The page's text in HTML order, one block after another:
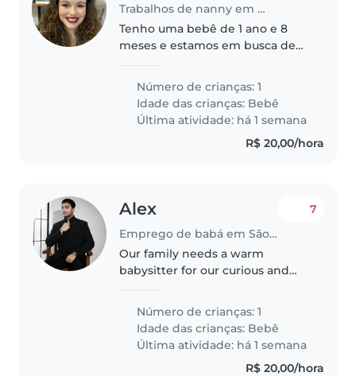
Trabalhos de nanny em São Paulo
Tenho uma bebê de 1 ano e 8
meses e estamos em busca de
Número de crianças: 1
Idade das crianças: Bebê
Última atividade: há 1 semana
R$ 20,00/hora
Alex
Emprego de babá em São Paulo
7
Our family needs a warm
babysitter for our curious and
English and Cantonese and be
comfortable with homework
assistance. Come play, cuddle,
and care..
Número de crianças: 1
Idade das crianças: Bebê
Última atividade: há 1 semana
R$ 20,00/hora